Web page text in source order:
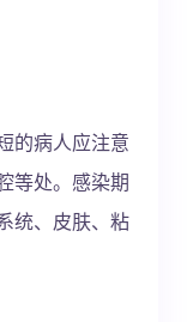
的病人应注意
等处。感染期
统、皮肤、粘